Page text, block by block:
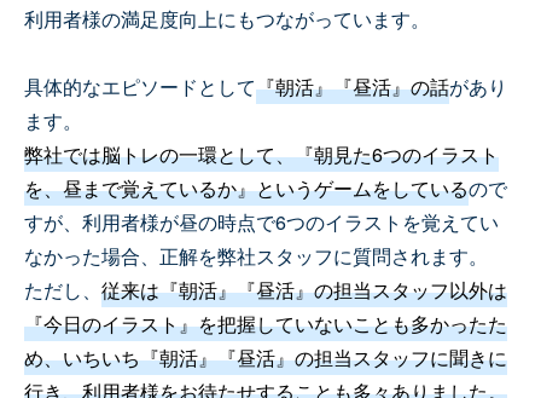
利用者様の満足度向上にもつながっています。
具体的なエピソードとして『朝活』『昼活』の話があり
ます。
弊社では脳トレの一環として、『朝見た6つのイラスト
を、昼まで覚えているか』というゲームをしているので
すが、利用者様が昼の時点で6つのイラストを覚えてい
なかった場合、正解を弊社スタッフに質問されます。
ただし、 従来は『朝活』『昼活』の担当スタッフ以外は
『今日のイラスト』を把握していないことも多かったた
め、いちいち『朝活』『昼活』の担当スタッフに聞きに
行き、利用者様をお待たせすることも多々ありました。